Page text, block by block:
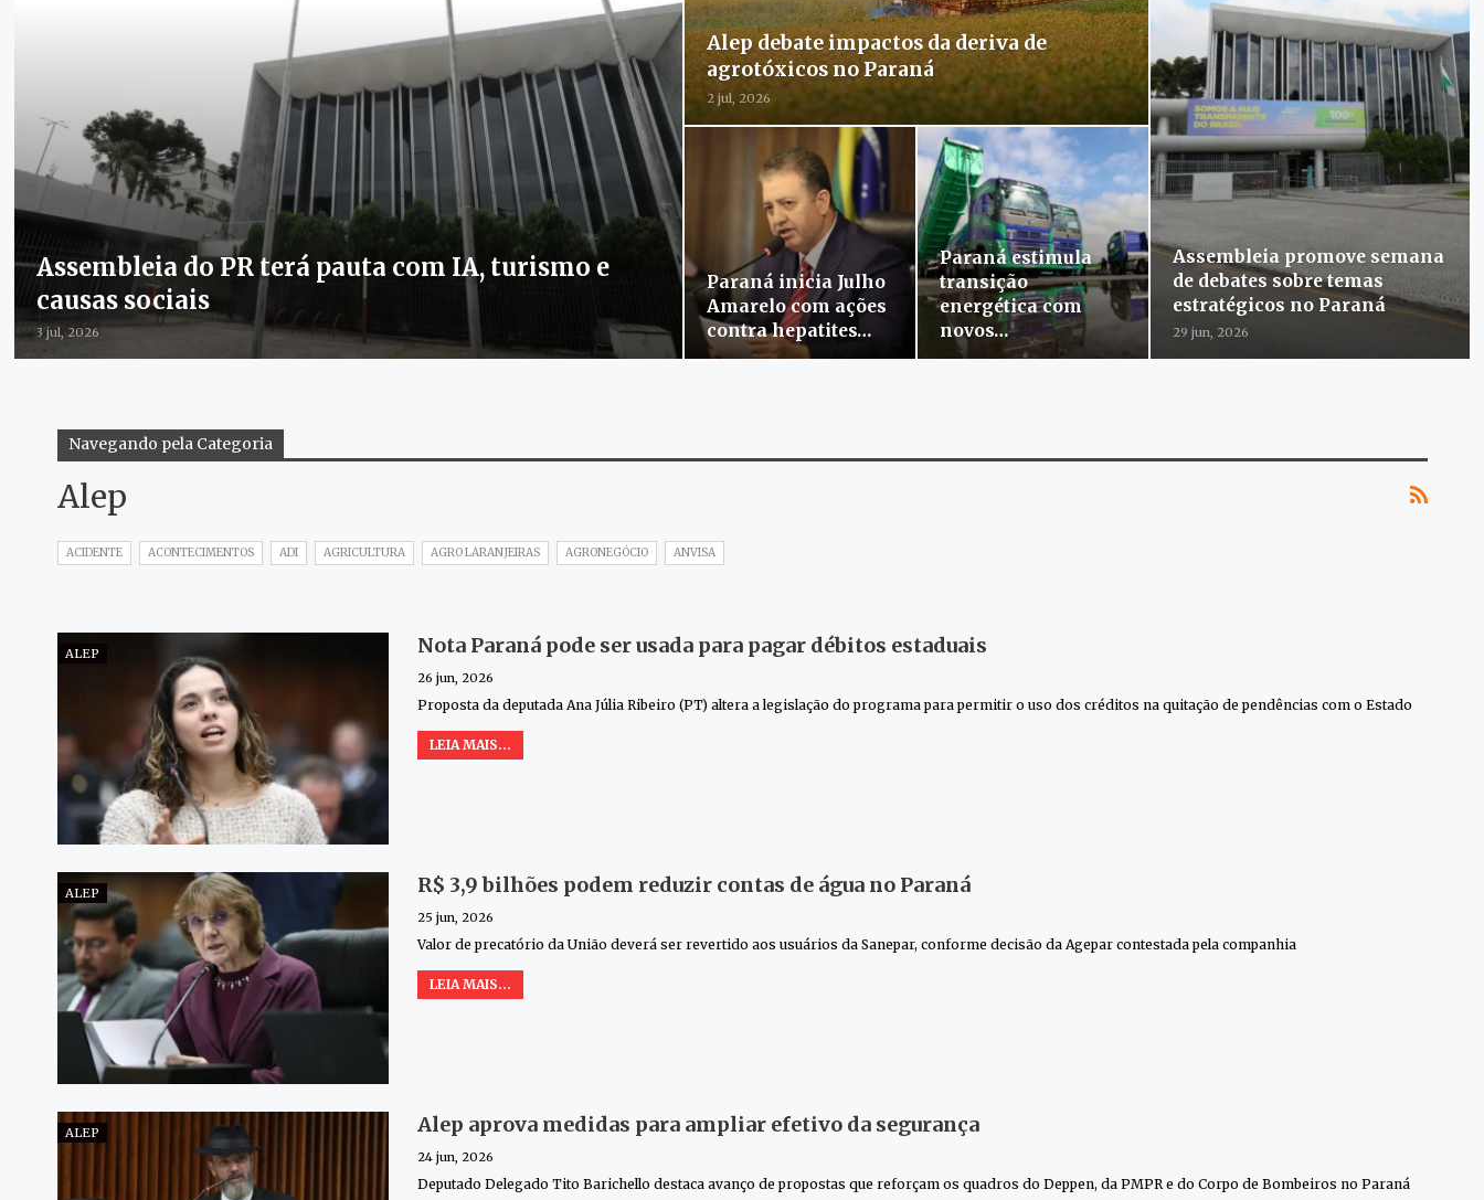
Assembleia do PR terá pauta com IA, turismo e
causas sociais
3 jul, 2026
Alep debate impactos da deriva de
agrotóxicos no Paraná
2 jul, 2026
Paraná inicia Julho
Amarelo com ações
contra hepatites…
Paraná estimula
transição
energética com
novos…
Assembleia promove semana
de debates sobre temas
estratégicos no Paraná
29 jun, 2026
Navegando pela Categoria
Alep
ACIDENTE ACONTECIMENTOS ADI AGRICULTURA AGRO LARANJEIRAS AGRONEGÓCIO ANVISA
ALEP Nota Paraná pode ser usada para pagar débitos estaduais
26 jun, 2026
Proposta da deputada Ana Júlia Ribeiro (PT) altera a legislação do programa para permitir o uso dos créditos na quitação de pendências com o Estado
LEIA MAIS...
ALEP R$ 3,9 bilhões podem reduzir contas de água no Paraná
25 jun, 2026
Valor de precatório da União deverá ser revertido aos usuários da Sanepar, conforme decisão da Agepar contestada pela companhia
LEIA MAIS...
ALEP Alep aprova medidas para ampliar efetivo da segurança
24 jun, 2026
Deputado Delegado Tito Barichello destaca avanço de propostas que reforçam os quadros do Deppen, da PMPR e do Corpo de Bombeiros no Paraná